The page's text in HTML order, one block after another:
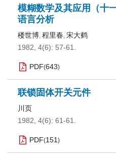
模糊数学及其应用（
语言分析
楼世博, 程里春, 宋大鹤
1982, 4(6): 57-61.
PDF(643)
联锁固体开关元件
川页
1982, 4(6): 61-61.
PDF(151 )